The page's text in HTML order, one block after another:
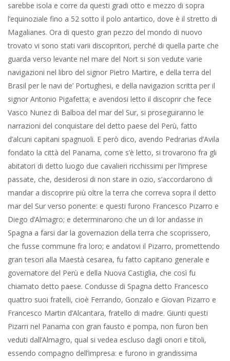
sarebbe isola e corre da questi gradi otto e mezzo di sopra
l’equinoziale fino a 52 sotto il polo antartico, dove è il stretto di
Magalianes. Ora di questo gran pezzo del mondo di nuovo
trovato vi sono stati varii discopritori, perché di quella parte che
guarda verso levante nel mare del Nort si son vedute varie
navigazioni nel libro del signor Pietro Martire, e della terra del
Brasil per le navi de’ Portughesi, e della navigazion scritta per il
signor Antonio Pigafetta; e avendosi letto il discoprir che fece
Vasco Nunez di Balboa del mar del Sur, si proseguiranno le
narrazioni del conquistare del detto paese del Perù, fatto
d’alcuni capitani spagnuoli. E però dico, avendo Pedrarias d’Avila
fondato la città del Panama, come s’è letto, si trovarono fra gli
abitatori di detto luogo due cavalieri ricchissimi per l’imprese
passate, che, desiderosi di non stare in ozio, s’accordarono di
mandar a discoprire più oltre la terra che correva sopra il detto
mar del Sur verso ponente: e questi furono Francesco Pizarro e
Diego d’Almagro; e determinarono che un di lor andasse in
Spagna a farsi dar la governazion della terra che scoprissero,
che fusse commune fra loro; e andatovi il Pizarro, promettendo
gran tesori alla Maestà cesarea, fu fatto capitano generale e
governatore del Perù e della Nuova Castiglia, che così fu
chiamato detto paese. Condusse di Spagna detto Francesco
quattro suoi fratelli, cioè Ferrando, Gonzalo e Giovan Pizarro e
Francesco Martin d’Alcantara, fratello di madre. Giunti questi
Pizarri nel Panama con gran fausto e pompa, non furon ben
veduti dall’Almagro, qual si vedea escluso dagli onori e titoli,
essendo compagno dell’impresa: e furono in grandissima